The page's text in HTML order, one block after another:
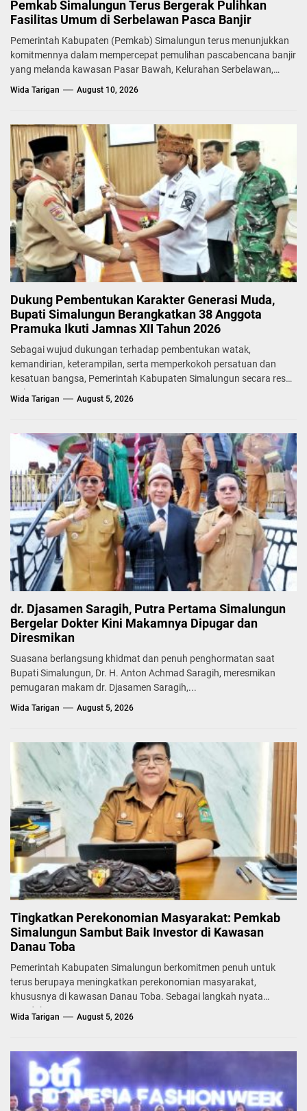
Pemkab Simalungun Terus Bergerak Pulihkan
Fasilitas Umum di Serbelawan Pasca Banjir
Pemerintah Kabupaten (Pemkab) Simalungun terus menunjukkan
komitmennya dalam mempercepat pemulihan pascabencana banjir
yang melanda kawasan Pasar Bawah, Kelurahan Serbelawan,
Kecamatan...
Wida Tarigan August 10, 2026
Dukung Pembentukan Karakter Generasi Muda,
Bupati Simalungun Berangkatkan 38 Anggota
Pramuka Ikuti Jamnas XII Tahun 2026
Sebagai wujud dukungan terhadap pembentukan watak,
kemandirian, keterampilan, serta memperkokoh persatuan dan
kesatuan bangsa, Pemerintah Kabupaten Simalungun secara resmi
melepas...
Wida Tarigan August 5, 2026
dr. Djasamen Saragih, Putra Pertama Simalungun
Bergelar Dokter Kini Makamnya Dipugar dan
Diresmikan
Suasana berlangsung khidmat dan penuh penghormatan saat
Bupati Simalungun, Dr. H. Anton Achmad Saragih, meresmikan
pemugaran makam dr. Djasamen Saragih,...
Wida Tarigan August 5, 2026
Tingkatkan Perekonomian Masyarakat: Pemkab
Simalungun Sambut Baik Investor di Kawasan
Danau Toba
Pemerintah Kabupaten Simalungun berkomitmen penuh untuk
terus berupaya meningkatkan perekonomian masyarakat,
khususnya di kawasan Danau Toba. Sebagai langkah nyata
mendukung...
Wida Tarigan August 5, 2026